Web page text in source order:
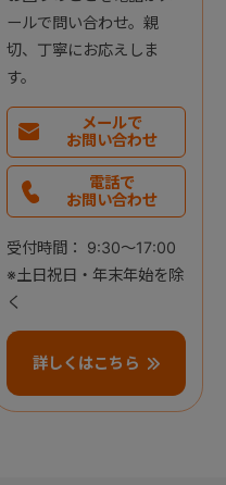
ールで問い合わせ。親
切、丁寧にお応えしま
す。
メールで
お問い合わせ
電話で
お問い合わせ
受付時間： 9:30～17:00
※土日祝日・年末年始を除
く
詳しくはこちら